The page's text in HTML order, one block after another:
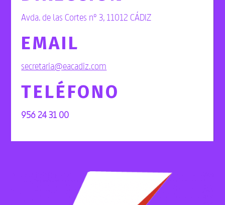
Avda. de las Cortes nº 3, 11012 CÁDIZ
EMAIL
secretaria@eacadiz.com
TELÉFONO
956 24 31 00